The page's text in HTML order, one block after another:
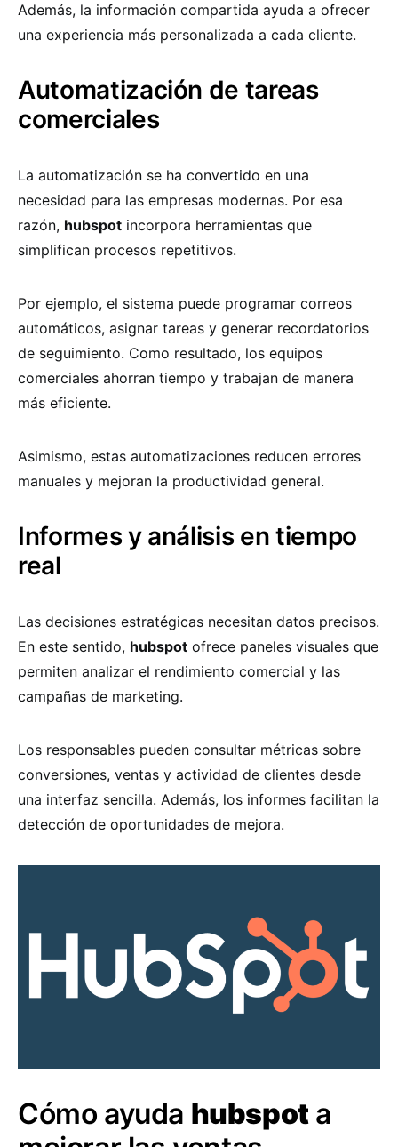
Además, la información compartida ayuda a ofrecer
una experiencia más personalizada a cada cliente.
Automatización de tareas
comerciales
La automatización se ha convertido en una
necesidad para las empresas modernas. Por esa
razón, hubspot incorpora herramientas que
simplifican procesos repetitivos.
Por ejemplo, el sistema puede programar correos
automáticos, asignar tareas y generar recordatorios
de seguimiento. Como resultado, los equipos
comerciales ahorran tiempo y trabajan de manera
más eficiente.
Asimismo, estas automatizaciones reducen errores
manuales y mejoran la productividad general.
Informes y análisis en tiempo
real
Las decisiones estratégicas necesitan datos precisos.
En este sentido, hubspot ofrece paneles visuales que
permiten analizar el rendimiento comercial y las
campañas de marketing.
Los responsables pueden consultar métricas sobre
conversiones, ventas y actividad de clientes desde
una interfaz sencilla. Además, los informes facilitan la
detección de oportunidades de mejora.
Cómo ayuda hubspota